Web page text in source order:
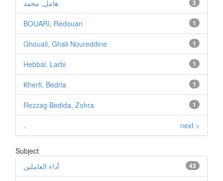
2 هامل, محمد
1
BOUARI, Redouan
1
Ghouali, Ghali Noureddine
1
Hebbal, Larbi
1
Kherfi, Bedria
1
Rezzag Bedida, Zohra
. next >
Subject
43 أداء العاملين